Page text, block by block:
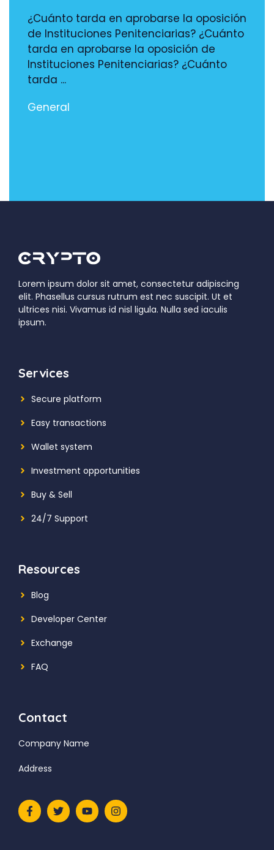
¿Cuánto tarda en aprobarse la oposición
de Instituciones Penitenciarias? ¿Cuánto
tarda en aprobarse la oposición de
Instituciones Penitenciarias? ¿Cuánto
tarda ...
General
Lorem ipsum dolor sit amet, consectetur adipiscing
elit. Phasellus cursus rutrum est nec suscipit. Ut et
ultrices nisi. Vivamus id nisl ligula. Nulla sed iaculis
ipsum.
Services
Secure platform
Easy transactions
Wallet system
Investment opportunities
Buy & Sell
24/7 Support
Resources
Blog
Developer Center
Exchange
FAQ
Contact
Company Name
Address